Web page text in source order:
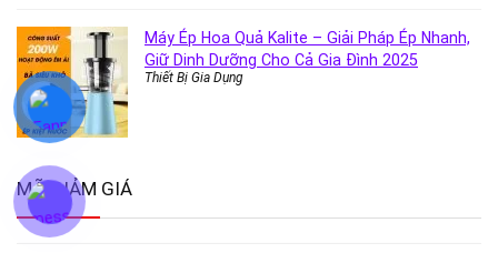
Máy Ép Hoa Quả Kalite – Giải Pháp Ép Nhanh,
Giữ Dinh Dưỡng Cho Cả Gia Đình 2025
Thiết Bị Gia Dụng
MÃ GIẢM GIÁ